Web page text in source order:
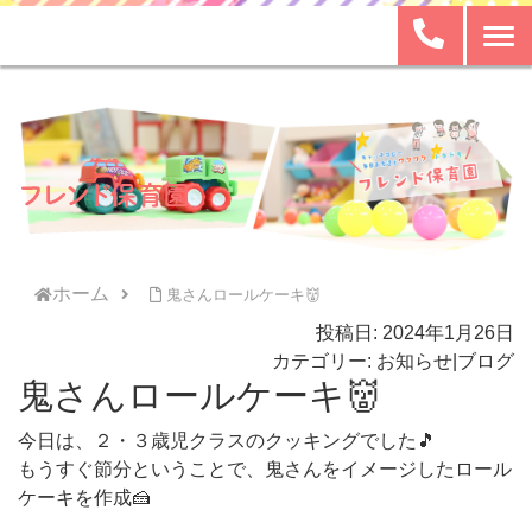
ホーム 鬼さんロールケーキ👹
投稿日: 2024年1月26日
カテゴリー: お知らせ ブログ
鬼さんロールケーキ👹
今日は、２・３歳児クラスのクッキングでした🎵
もうすぐ節分ということで、鬼さんをイメージしたロール
ケーキを作成🍰